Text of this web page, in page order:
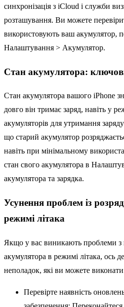
синхронізація з iCloud і служби
розташування. Ви можете
використовують ваш акумулятор,
Налаштування > Акумулятор.
Стан акумулятора:
Стан акумулятора вашого iPhone
довго він тримає заряд, навіть у
акумуляторів для утримання
що старий акумулятор
навіть при мінімальному
стан свого акумулятора в
акумулятора та зарядка.
Усунення проблем із
режимі літака
Якщо у вас виникають проблеми з
акумулятора в режимі літака, ось
неполадок, які ви можете
Перевірте наявність